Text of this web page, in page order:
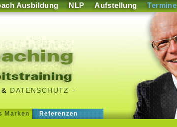
Ausbildung NLP Aufstellung Termine
& DATENSCHUTZ
-
Marken Referenzen